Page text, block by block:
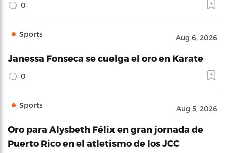
0
Sports Aug 6, 2026
Janessa Fonseca se cuelga el oro en Karate
0
Sports Aug 5, 2026
Oro para Alysbeth Félix en gran jornada de
Puerto Rico en el atletismo de los JCC